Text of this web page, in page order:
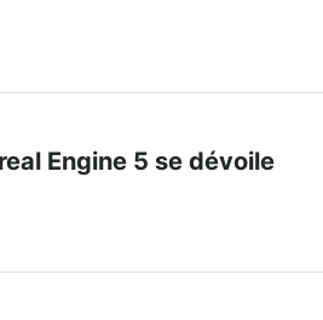
Engine 5 se dévoile